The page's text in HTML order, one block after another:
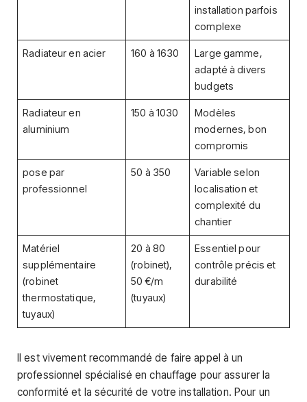
installation parfois
complexe
Radiateur en acier 160 à 1630
Large gamme,
adapté à divers
budgets
Radiateur en
aluminium
150 à 1030
Modèles
modernes, bon
compromis
pose par
professionnel
50 à 350
Variable selon
localisation et
complexité du
chantier
Matériel
supplémentaire
(robinet
thermostatique,
tuyaux)
20 à 80
(robinet),
50 €/m
(tuyaux)
Essentiel pour
contrôle précis et
durabilité
Il est vivement recommandé de faire appel à un
professionnel spécialisé en chauffage pour assurer la
conformité et la sécurité de votre installation. Pour un